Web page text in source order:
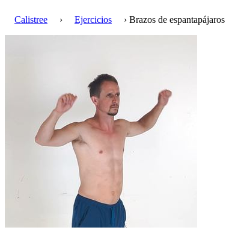
Calistree › Ejercicios › Brazos de espantapájaros